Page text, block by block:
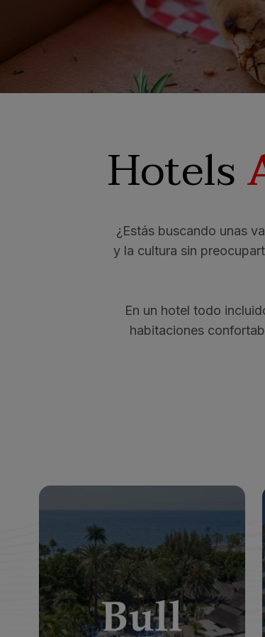
SAN
Bull
PUERTO
Hotels
¿Estás buscando unas
y la cultura sin
En un hotel todo
habitaciones
BULL COSTA CANARIA & SPA
* ** *